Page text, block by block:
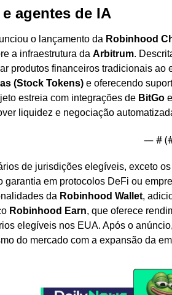
agentes de IA
o lançamento da Robinhood
a infraestrutura da Arbitrum.
(Stock Tokens) e oferecendo
estreia com integrações de BitGo e
liquidez e negociação
— #
de jurisdições elegíveis, exceto
garantia em protocolos DeFi ou
da Robinhood Wallet
Robinhood Earn, que oferece
elegíveis nos EUA. Após o
do mercado com a expansão da